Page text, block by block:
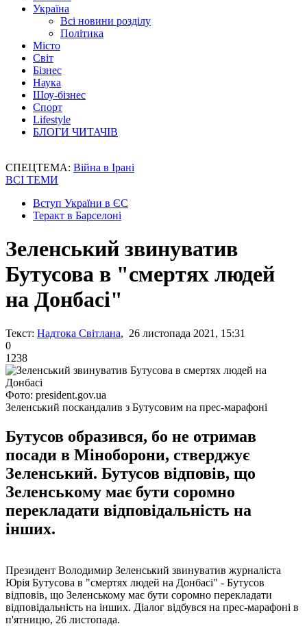
Україна
Всі новини розділу
Політика
Місто
Світ
Бізнес
Наука
Шоу-бізнес
Спорт
Lifestyle
БЛОГИ ЧИТАЧІВ
СПЕЦТЕМА: Війна в Ірані
ВСІ ТЕМИ
Вступ України в ЄС
Теракт в Барселоні
Зеленський звинуватив
Бутусова в "смертях людей
на Донбасі"
Текст: Надтока Світлана, 26 листопада 2021, 15:31
0
1238
Фото: president.gov.ua
Зеленський поскандалив з Бутусовим на прес-марафоні
Бутусов образився, бо не отримав
посади в Міноборони, стверджує
Зеленський. Бутусов відповів, що
Зеленському має бути соромно
перекладати відповідальність на
інших.
Президент Володимир Зеленський звинуватив журналіста
Юрія Бутусова в "смертях людей на Донбасі" - Бутусов
відповів, що Зеленському має бути соромно перекладати
відповідальність на інших. Діалог відбувся на прес-марафоні в
п'ятницю, 26 листопада.